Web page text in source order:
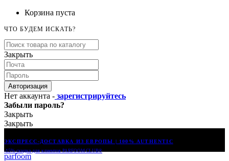
Корзина пуста
ЧТО БУДЕМ ИСКАТЬ?
Закрыть
Авторизация
Нет аккаунта - зарегистрируйтесь
Забыли пароль?
Закрыть
Закрыть
ЭКСПРЕСС-ДОСТАВКА ИЗ ЕВРОПЫ | 100% AUTHENTIC
-15% скидка для клиентов PARFOOM CLUB®
parfoom